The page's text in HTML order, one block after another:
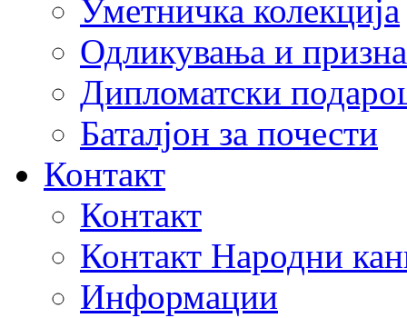
Уметничка колекција
Одликувања и
Дипломатски
Баталјон за почести
Контакт
Контакт
Контакт Народни
Информации